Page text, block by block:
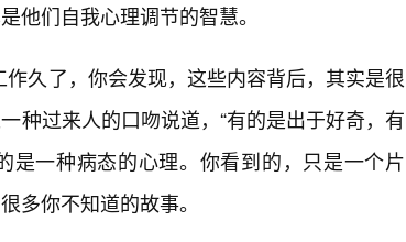
他们自我心理调节的智慧。
久了，你会发现，这些内容背后，其实是很
种过来人的口吻说道，“有的是出于好奇，有
是一种病态的心理。你看到的，只是一个片
多你不知道的故事。